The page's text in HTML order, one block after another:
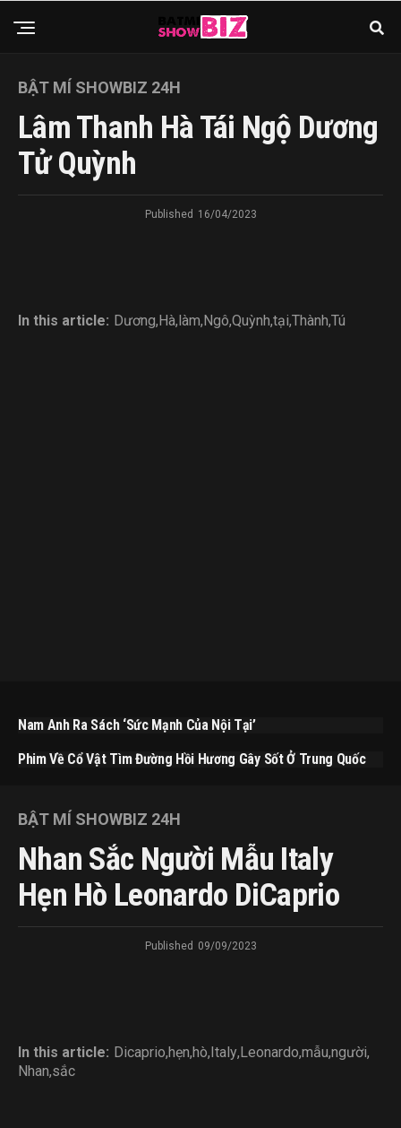
BẬT MÍ SHOWBIZ 24H
Lâm Thanh Hà Tái Ngộ Dương
Tử Quỳnh
Published 16/04/2023
In this article: Dương,Hà,làm,Ngô,Quỳnh,tại,Thành,Tú
Nam Anh Ra Sách ‘Sức Mạnh Của Nội Tại’
Phim Về Cổ Vật Tìm Đường Hồi Hương Gây Sốt Ở Trung Quốc
BẬT MÍ SHOWBIZ 24H
Nhan Sắc Người Mẫu Italy
Hẹn Hò Leonardo DiCaprio
Published 09/09/2023
In this article: Dicaprio,hẹn,hò,Italy,Leonardo,mẫu,người,
Nhan,sắc